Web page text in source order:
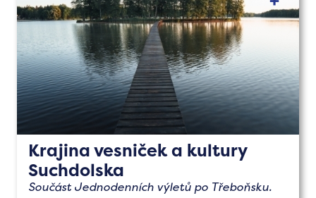
Krajina vesniček a kultury
Suchdolska
Součást Jednodenních výletů po Třeboňsku.